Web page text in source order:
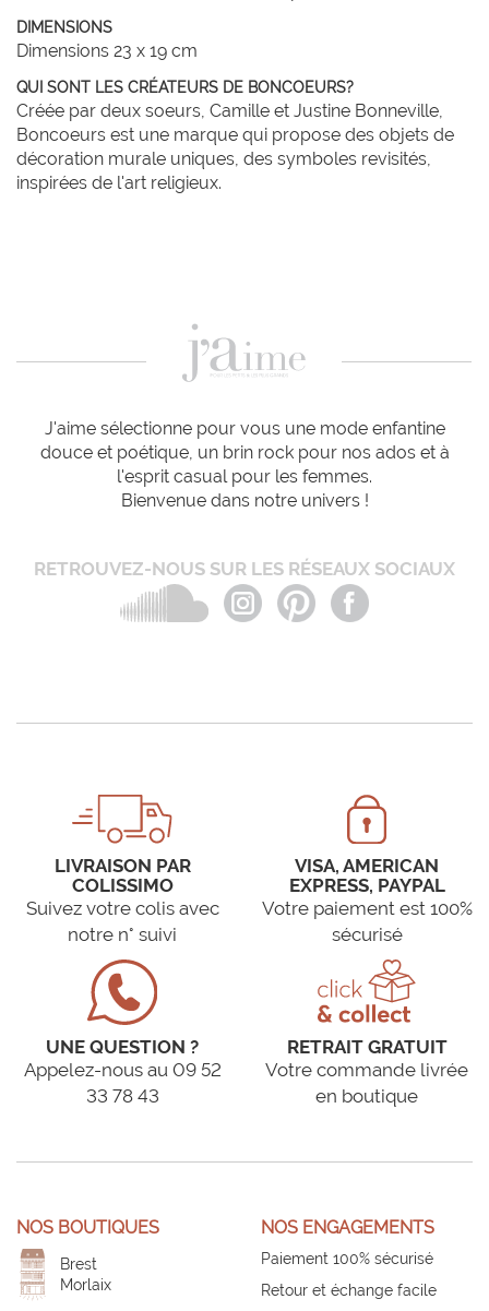
DIMENSIONS
Dimensions 23 x 19 cm
QUI SONT LES CRÉATEURS DE BONCOEURS?
Créée par deux soeurs, Camille et Justine Bonneville,
Boncoeurs est une marque qui propose des objets de
décoration murale uniques, des symboles revisités,
inspirées de l'art religieux.
J'aime sélectionne pour vous une mode enfantine
douce et poétique, un brin rock pour nos ados et à
l'esprit casual pour les femmes.
Bienvenue dans notre univers !
RETROUVEZ-NOUS SUR LES RÉSEAUX SOCIAUX
LIVRAISON PAR
COLISSIMO
Suivez votre colis avec
notre n° suivi
VISA, AMERICAN
EXPRESS, PAYPAL
Votre paiement est 100%
sécurisé
UNE QUESTION ?
Appelez-nous au 09 52
33 78 43
RETRAIT GRATUIT
Votre commande livrée
en boutique
NOS BOUTIQUES
Brest
Morlaix
NOS ENGAGEMENTS
Paiement 100% sécurisé
Retour et échange facile